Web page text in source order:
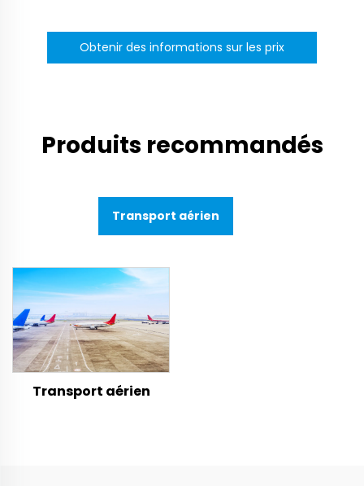
Obtenir des informations sur les prix
Produits recommandés
Transport aérien
Transport aérien